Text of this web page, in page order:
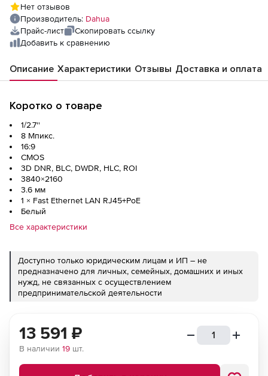
Нет отзывов
Производитель: Dahua
Прайс-лист
Скопировать ссылку
Добавить к сравнению
Описание Характеристики Отзывы Доставка и оплата
Коротко о товаре
1/2.7''
8 Мпикс.
16:9
CMOS
3D DNR, BLC, DWDR, HLC, ROI
3840×2160
3.6 мм
1 × Fast Ethernet LAN RJ45+PoE
Белый
Все характеристики
Доступно только юридическим лицам и ИП – не
предназначено для личных, семейных, домашних и иных
нужд, не связанных с осуществлением
предпринимательской деятельности
13 591 ₽
В наличии 19 шт.